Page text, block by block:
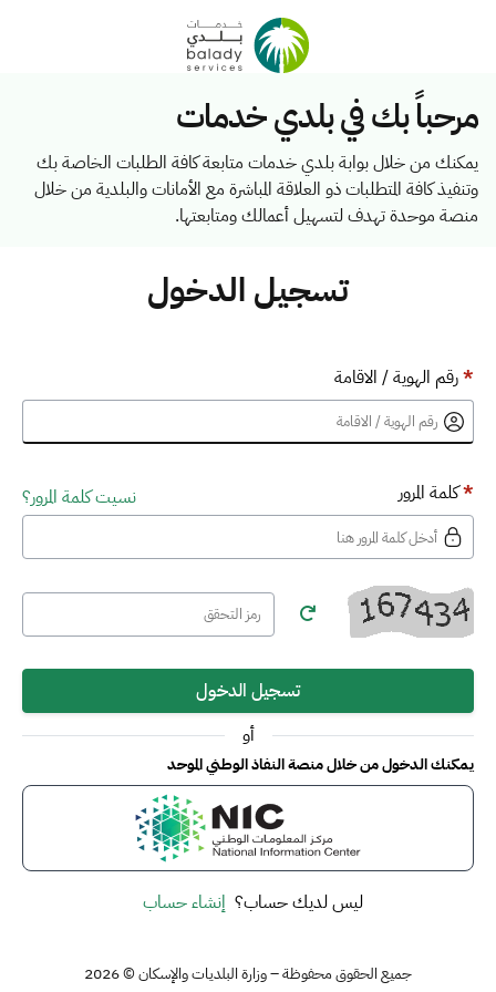
مرحباً بك في بلدي خدمات
يمكنك من خلال بوابة بلدي خدمات متابعة كافة الطلبات الخاصة بك
وتنفيذ كافة المتطلبات ذو العلاقة المباشرة مع الأمانات والبلدية من خلال
منصة موحدة تهدف لتسهيل أعمالك ومتابعتها.
تسجيل الدخول
*رقم الهوية / الاقامة
*كلمة المرور نسيت كلمة المرور؟
تسجيل الدخول
أو
يمكنك الدخول من خلال منصة النفاذ الوطني الموحد
ليس لديك حساب؟ إنشاء حساب
جميع الحقوق محفوظة – وزارة البلديات والإسكان © 2026